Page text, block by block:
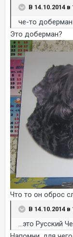
В 14.10.2014
че-то
Это доберман?
Что то он оброс
В 14.10.2014
...это Русский